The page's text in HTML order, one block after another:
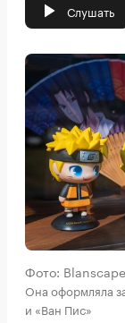
Слушать
Фото:
Она оформляла
и «Ван Пис»